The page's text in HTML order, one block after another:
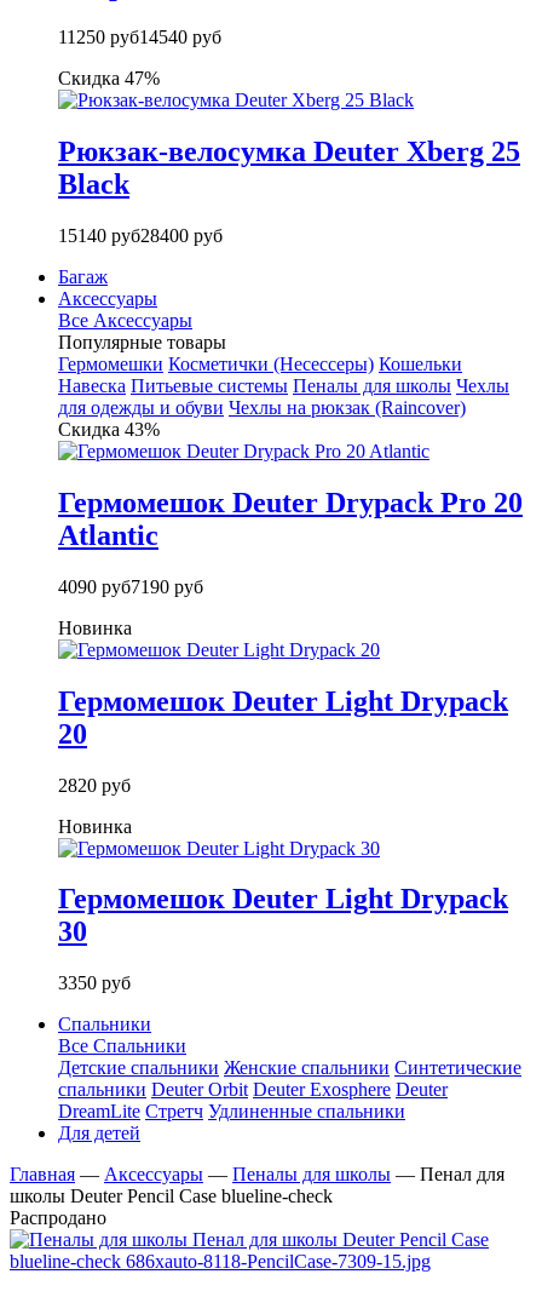
11250 руб14540 руб
Скидка 47%
Рюкзак-велосумка Deuter Xberg 25
Black
15140 руб28400 руб
Багаж
Аксессуары
Все Аксессуары
Популярные товары
Гермомешки Косметички (Несессеры) Кошельки
Навеска Питьевые системы Пеналы для школы Чехлы
для одежды и обуви Чехлы на рюкзак (Raincover)
Скидка 43%
Гермомешок Deuter Drypack Pro 20
Atlantic
4090 руб7190 руб
Новинка
Гермомешок Deuter Light Drypack
20
2820 руб
Новинка
Гермомешок Deuter Light Drypack
30
3350 руб
Спальники
Все Спальники
Детские спальники Женские спальники Синтетические
спальники Deuter Orbit Deuter Exosphere Deuter
DreamLite Стретч Удлиненные спальники
Для детей
Главная — Аксессуары — Пеналы для школы — Пенал для
школы Deuter Pencil Case blueline-check
Распродано